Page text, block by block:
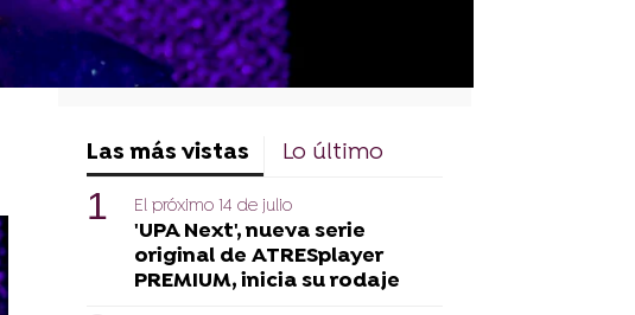
Las más vistas Lo último
El próximo 14 de julio
'UPA Next', nueva serie
original de ATRESplayer
PREMIUM, inicia su rodaje